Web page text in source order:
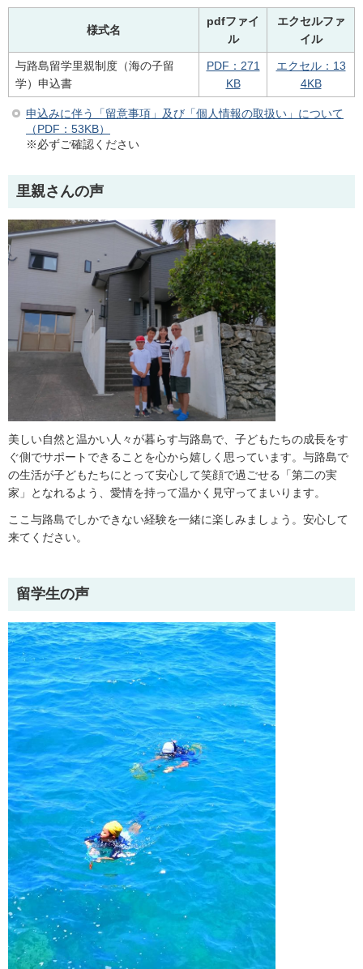
様式名
pdfファイ
ル
エクセルファ
イル
与路島留学里親制度（海の子留
学）申込書
PDF：271
KB
エクセル：13
4KB
申込みに伴う「留意事項」及び「個人情報の取扱い」について
（PDF：53KB）
※必ずご確認ください
里親さんの声
美しい自然と温かい人々が暮らす与路島で、子どもたちの成長をす
ぐ側でサポートできることを心から嬉しく思っています。与路島で
の生活が子どもたちにとって安心して笑顔で過ごせる「第二の実
家」となれるよう、愛情を持って温かく見守ってまいります。
ここ与路島でしかできない経験を一緒に楽しみましょう。安心して
来てください。
留学生の声